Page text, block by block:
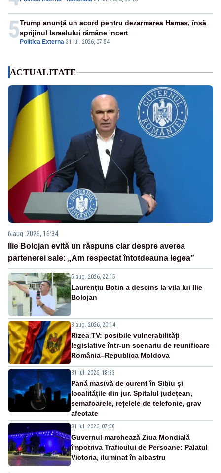
5 Politica Externa-31 iul. 2026, 07:54
Trump anunță un acord pentru dezarmarea Hamas, însă
sprijinul Israelului rămâne incert
ACTUALITATE
6 aug. 2026, 16:34
Ilie Bolojan evită un răspuns clar despre averea
partenerei sale: „Am respectat întotdeauna legea”
5 aug. 2026, 22:15
Laurențiu Botin a descins la vila lui Ilie
Bolojan
3 aug. 2026, 20:14
Rizea TV: posibile vulnerabilități
legislative într-un scenariu de reunificare
România–Republica Moldova
31 iul. 2026, 18:33
Pană masivă de curent în Sibiu și
localitățile din jur. Spitalul județean,
semafoarele, rețelele de telefonie, grav
afectate
31 iul. 2026, 07:58
Guvernul marchează Ziua Mondială
împotriva Traficului de Persoane: Palatul
Victoria, iluminat în albastru